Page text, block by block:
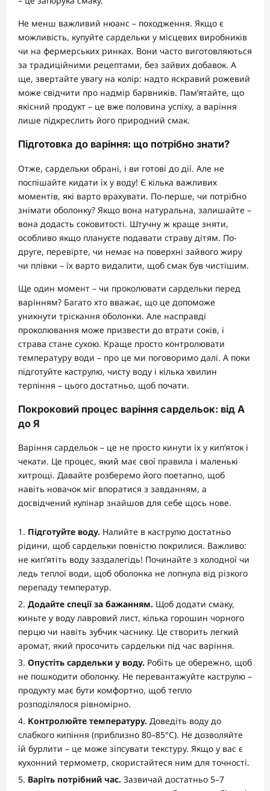
Не менш важливий нюанс – походження. Якщо є
можливість, купуйте сардельки у місцевих виробників
чи на фермерських ринках. Вони часто виготовляються
за традиційними рецептами, без зайвих добавок. А
ще, звертайте увагу на колір: надто яскравий рожевий
може свідчити про надмір барвників. Пам’ятайте, що
якісний продукт – це вже половина успіху, а варіння
лише підкреслить його природний смак.
Підготовка до варіння: що потрібно знати?
Отже, сардельки обрані, і ви готові до дії. Але не
поспішайте кидати їх у воду! Є кілька важливих
моментів, які варто врахувати. По-перше, чи потрібно
знімати оболонку? Якщо вона натуральна, залишайте –
вона додасть соковитості. Штучну ж краще зняти,
особливо якщо плануєте подавати страву дітям. По-
друге, перевірте, чи немає на поверхні зайвого жиру
чи плівки – їх варто видалити, щоб смак був чистішим.
Ще один момент – чи проколювати сардельки перед
варінням? Багато хто вважає, що це допоможе
уникнути тріскання оболонки. Але насправді
проколювання може призвести до втрати соків, і
страва стане сухою. Краще просто контролювати
температуру води – про це ми поговоримо далі. А поки
підготуйте каструлю, чисту воду і кілька хвилин
терпіння – цього достатньо, щоб почати.
Покроковий процес варіння сардельок: від А
до Я
Варіння сардельок – це не просто кинути їх у кип’яток і
чекати. Це процес, який має свої правила і маленькі
хитрощі. Давайте розберемо його поетапно, щоб
навіть новачок міг впоратися з завданням, а
досвідчений кулінар знайшов для себе щось нове.
Підготуйте воду. Налийте в каструлю достатньо
рідини, щоб сардельки повністю покрилися. Важливо:
не кип’ятіть воду заздалегідь! Починайте з холодної чи
ледь теплої води, щоб оболонка не лопнула від різкого
перепаду температур.
Додайте спеції за бажанням. Щоб додати смаку,
киньте у воду лавровий лист, кілька горошин чорного
перцю чи навіть зубчик часнику. Це створить легкий
аромат, який просочить сардельки під час варіння.
Опустіть сардельки у воду. Робіть це обережно, щоб
не пошкодити оболонку. Не перевантажуйте каструлю –
продукту має бути комфортно, щоб тепло
розподілялося рівномірно.
Контролюйте температуру. Доведіть воду до
слабкого кипіння (приблизно 80–85°C). Не дозволяйте
їй бурлити – це може зіпсувати текстуру. Якщо у вас є
кухонний термометр, скористайтеся ним для точності.
Варіть потрібний час. Зазвичай достатньо 5–7